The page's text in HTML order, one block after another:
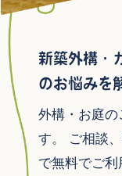
新築外構・
のお悩みを
外構・お庭
す。
ご相談
で無料でご